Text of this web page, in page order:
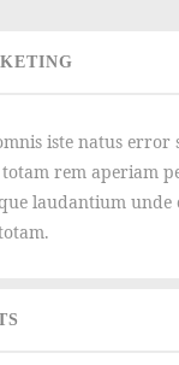
iste natus
rem aperiam
laudantium